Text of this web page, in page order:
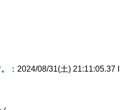
：2024/08/31(土) 21:11:05.37